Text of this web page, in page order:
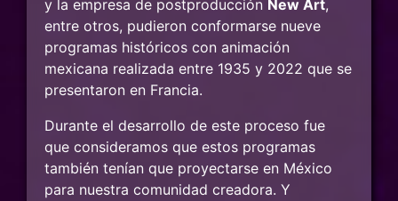
y la empresa de postproducción New Art,
entre otros, pudieron conformarse nueve
programas históricos con animación
mexicana realizada entre 1935 y 2022 que se
presentaron en Francia.
Durante el desarrollo de este proceso fue
que consideramos que estos programas
también tenían que proyectarse en México
para nuestra comunidad creadora. Y